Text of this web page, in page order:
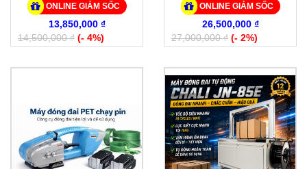
ONLINE GIẢM SỐC
13,850,000 ₫
14,500,000 ₫ (- 4%)
ONLINE GIẢM SỐC
26,500,000 ₫
27,000,000 ₫ (- 2%)